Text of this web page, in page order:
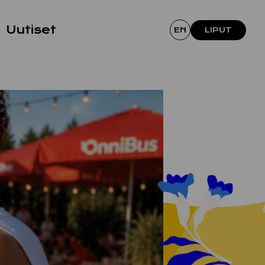
Uutiset EN LIPUT